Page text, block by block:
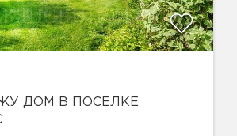
ДОМ В ПОСЕЛКЕ